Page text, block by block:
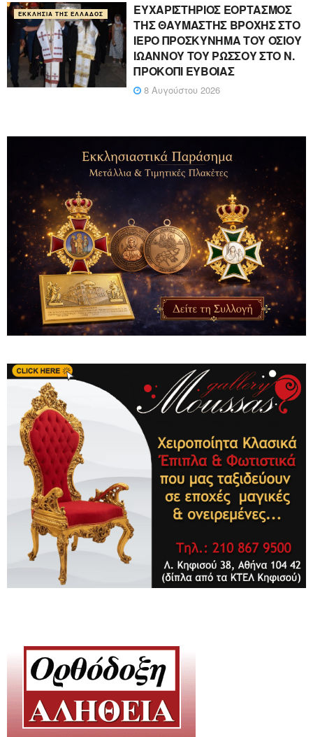
ΕΚΚΛΗΣΊΑ ΤΗΣ ΕΛΛΆΔΟΣ
ΕΥΧΑΡΙΣΤΗΡΙΟΣ ΕΟΡΤΑΣΜΟΣ
ΤΗΣ ΘΑΥΜΑΣΤΗΣ ΒΡΟΧΗΣ ΣΤΟ
ΙΕΡΟ ΠΡΟΣΚΥΝΗΜΑ ΤΟΥ ΟΣΙΟΥ
ΙΩΑΝΝΟΥ ΤΟΥ ΡΩΣΣΟΥ ΣΤΟ Ν.
ΠΡΟΚΟΠΙ ΕΥΒΟΙΑΣ
8 Αυγούστου 2026